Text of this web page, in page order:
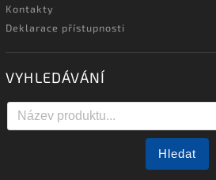
Kontakty
Deklarace přístupnosti
VYHLEDÁVÁNÍ
Hledat